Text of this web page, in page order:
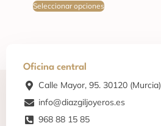
Seleccionar opciones
Oficina central
Calle Mayor, 95. 30120 (Murcia)
info@diazgiljoyeros.es
968 88 15 85